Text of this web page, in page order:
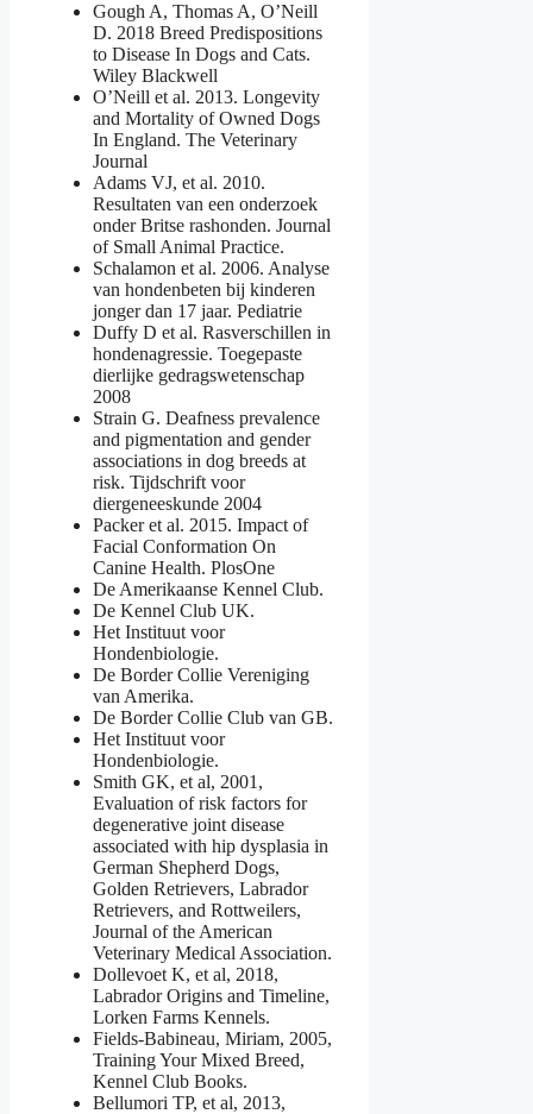
Gough A, Thomas A, O’Neill
D. 2018 Breed Predispositions
to Disease In Dogs and Cats.
Wiley Blackwell
O’Neill et al. 2013. Longevity
and Mortality of Owned Dogs
In England. The Veterinary
Journal
Adams VJ, et al. 2010.
Resultaten van een onderzoek
onder Britse rashonden. Journal
of Small Animal Practice.
Schalamon et al. 2006. Analyse
van hondenbeten bij kinderen
jonger dan 17 jaar. Pediatrie
Duffy D et al. Rasverschillen in
hondenagressie. Toegepaste
dierlijke gedragswetenschap
2008
Strain G. Deafness prevalence
and pigmentation and gender
associations in dog breeds at
risk. Tijdschrift voor
diergeneeskunde 2004
Packer et al. 2015. Impact of
Facial Conformation On
Canine Health. PlosOne
De Amerikaanse Kennel Club.
De Kennel Club UK.
Het Instituut voor
Hondenbiologie.
De Border Collie Vereniging
van Amerika.
De Border Collie Club van GB.
Het Instituut voor
Hondenbiologie.
Smith GK, et al, 2001,
Evaluation of risk factors for
degenerative joint disease
associated with hip dysplasia in
German Shepherd Dogs,
Golden Retrievers, Labrador
Retrievers, and Rottweilers,
Journal of the American
Veterinary Medical Association.
Dollevoet K, et al, 2018,
Labrador Origins and Timeline,
Lorken Farms Kennels.
Fields-Babineau, Miriam, 2005,
Training Your Mixed Breed,
Kennel Club Books.
Bellumori TP, et al, 2013,